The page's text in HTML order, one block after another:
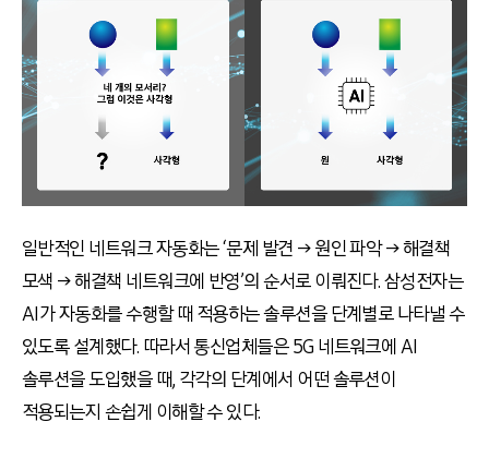
일반적인 네트워크 자동화는 ‘문제 발견 → 원인 파악 → 해결책
모색 → 해결책 네트워크에 반영’의 순서로 이뤄진다. 삼성전자는
AI가 자동화를 수행할 때 적용하는 솔루션을 단계별로 나타낼 수
있도록 설계했다. 따라서 통신업체들은 5G 네트워크에 AI
솔루션을 도입했을 때, 각각의 단계에서 어떤 솔루션이
적용되는지 손쉽게 이해할 수 있다.